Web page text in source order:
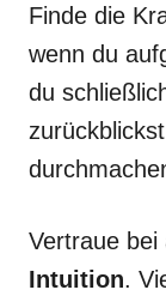
Finde die
wenn du
du
Vertraue bei
Intuition.